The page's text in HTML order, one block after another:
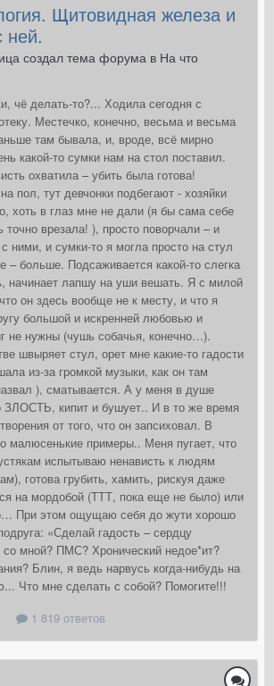
Щитовидная железа и
ней.
создал тема форума в На что
чё делать-то?... Ходила сегодня с
Местечко, конечно, весьма и весьма
там бывала, и, вроде, всё мирно
какой-то сумки нам на стол поставил.
охватила – убить была готова!
пол, тут девчонки подбегают - хозяйки
хоть в глаз мне не дали (я бы сама себе
точно врезала! ), просто поворчали – и
ними, и сумки-то я могла просто на стул
– больше. Подсаживается какой-то слегка
начинает лапшу на уши вешать. Я с милой
он здесь вообще не к месту, и что я
большой и искренней любовью и
не нужны (чушь собачья, конечно…).
швыряет стул, орет мне какие-то гадости
из-за громкой музыки, как он там
), сматывается. А у меня в душе
ЗЛОСТЬ, кипит и бушует.. И в то же время
от того, что он запсиховал. В
малюсенькие примеры.. Меня пугает, что
испытываю ненависть к людям
готова грубить, хамить, рискуя даже
на мордобой (ТТТ, пока еще не было) или
При этом ощущаю себя до жути хорошо
«Сделай гадость – сердцу
мной? ПМС? Хронический недое*ит?
Блин, я ведь нарвусь когда-нибудь на
Что мне сделать с собой? Помогите!!!
1 819 ответов